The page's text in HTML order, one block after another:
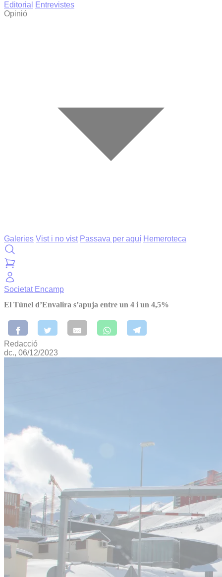
Editorial
Entrevistes
Opinió
Galeries Vist i no vist Passava per aquí Hemeroteca
Societat Encamp
El Túnel d’Envalira s’apuja entre un 4 i un 4,5%
Redacció
dc., 06/12/2023